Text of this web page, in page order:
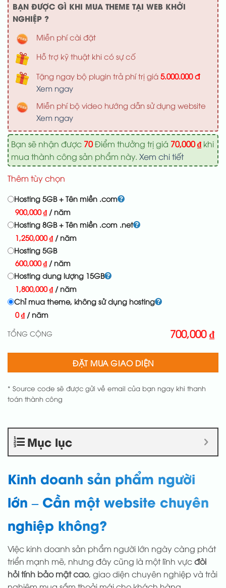
BẠN ĐƯỢC GÌ KHI MUA THEME TẠI WEB KHỞI
NGHIỆP ?
Miễn phí cài đặt
Hỗ trợ kỹ thuật khi có sự cố
Tặng ngay bộ plugin trả phí trị giá 5.000.000 đ
Xem ngay
Miễn phí bộ video hướng dẫn sử dụng website
Xem ngay
Bạn sẽ nhận được 70Điểm thưởng trị giá 70,000₫khi
mua thành công sản phẩm này. Xem chi tiết
Thêm tùy chọn
Hosting 5GB + Tên miền .com
900,000₫ / năm
Hosting 8GB + Tên miền .com .net
1,250,000₫ / năm
Hosting 5GB
600,000₫ / năm
Hosting dung lượng 15GB
1,800,000₫ / năm
Chỉ mua theme, không sử dụng hosting
0₫ / năm
TỔNG CỘNG
700,000₫
ĐẶT MUA GIAO DIỆN
* Source code sẽ được gửi về email của bạn ngay khi thanh
toán thành công
Mục lục
Kinh doanh sản phẩm người
lớn – Cần một website chuyên
nghiệp không?
Việc kinh doanh sản phẩm người lớn ngày càng phát
triển mạnh mẽ, nhưng đây cũng là một lĩnh vựcđòi
hỏi tính bảo mật cao, giao diện chuyên nghiệp và trải